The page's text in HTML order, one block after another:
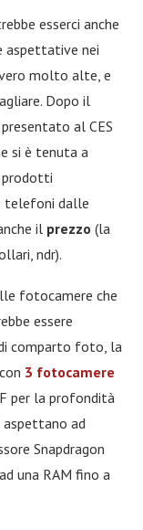
esserci anche
aspettative nei
molto alte, e
Dopo il
presentato al CES
si è tenuta a
prodotti
telefoni dalle
il prezzo (la
ndr).
fotocamere che
essere
comparto foto, la
3 fotocamere
per la profondità
ad
Snapdragon
una RAM fino a